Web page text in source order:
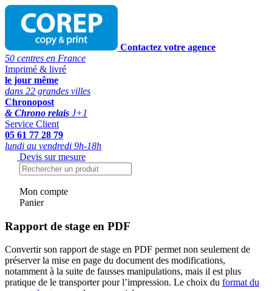
Contactez votre agence
50 centres en France
Imprimé & livré
le jour même
dans 22 grandes villes
Chronopost
& Chrono relais J+1
Service Client
05 61 77 28 79
lundi au vendredi 9h-18h
Devis sur mesure
Mon compte
Panier
Rapport de stage en PDF
Convertir son rapport de stage en PDF permet non seulement de
préserver la mise en page du document des modifications,
notamment à la suite de fausses manipulations, mais il est plus
pratique de le transporter pour l’impression. Le choix du format du